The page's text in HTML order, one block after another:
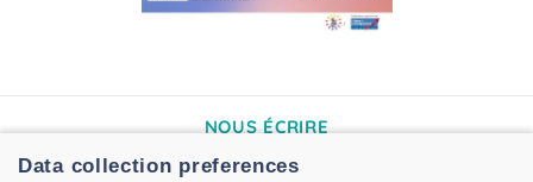
NOUS ÉCRIRE
2A rue de Madrid
Data collection preferences